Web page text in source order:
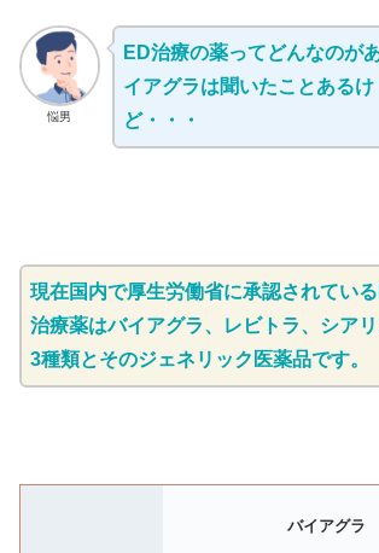
悩男
ED治療の薬ってどんなのが
イアグラは聞いたことあるけ
ど・・・
現在国内で厚生労働省に承認されてい
治療薬はバイアグラ、レビトラ、シア
3種類とそのジェネリック医薬品です。
バイアグラ